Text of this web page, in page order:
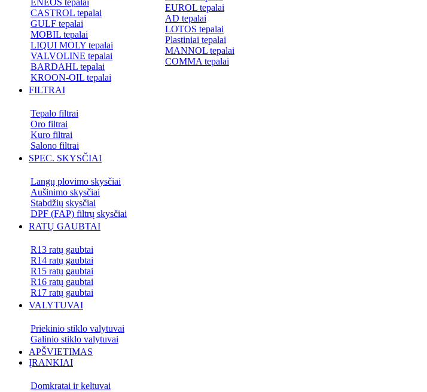
ENEOS tepalai
CASTROL tepalai
GULF tepalai
MOBIL tepalai
LIQUI MOLY tepalai
VALVOLINE tepalai
BARDAHL tepalai
KROON-OIL tepalai
EUROL tepalai
AD tepalai
LOTOS tepalai
Plastiniai tepalai
MANNOL tepalai
COMMA tepalai
FILTRAI
Tepalo filtrai
Oro filtrai
Kuro filtrai
Salono filtrai
SPEC. SKYSČIAI
Langų plovimo skysčiai
Aušinimo skysčiai
Stabdžių skysčiai
DPF (FAP) filtrų skysčiai
RATŲ GAUBTAI
R13 ratų gaubtai
R14 ratų gaubtai
R15 ratų gaubtai
R16 ratų gaubtai
R17 ratų gaubtai
VALYTUVAI
Priekinio stiklo valytuvai
Galinio stiklo valytuvai
APŠVIETIMAS
ĮRANKIAI
Domkratai ir keltuvai